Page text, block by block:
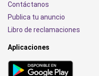
Contáctanos
Publica tu anuncio
Libro de reclamaciones
Aplicaciones